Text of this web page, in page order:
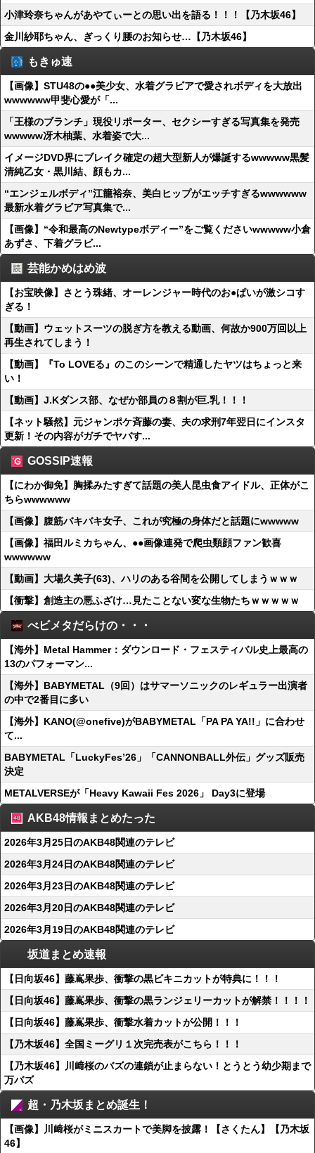
小津玲奈ちゃんがあやてぃーとの思い出を語る！！！【乃木坂46】
金川紗耶ちゃん、ぎっくり腰のお知らせ…【乃木坂46】
もきゅ速
【画像】STU48の●●美少女、水着グラビアで愛されボディを大放出
wwwwww甲斐心愛が「...
「王様のブランチ」現役リポーター、セクシーすぎる写真集を発売
wwwww冴木柚葉、水着姿で大...
イメージDVD界にブレイク確定の超大型新人が爆誕するwwwww黒髪
清純乙女・黒川結、顔もカ...
“エンジェルボディ”江籠裕奈、美白ヒップがエッチすぎるwwwwww
最新水着グラビア写真集で...
【画像】“令和最高のNewtypeボディー”をご覧くださいwwwww小倉
あずさ、下着グラビ...
芸能かめはめ波
【お宝映像】さとう珠緒、オーレンジャー時代のお●ぱいが激シコす
ぎる！
【動画】ウェットスーツの脱ぎ方を教える動画、何故か900万回以上
再生されてしまう！
【動画】『To LOVEる』のこのシーンで精通したヤツはちょっと来
い！
【動画】J.Kダンス部、なぜか部員の８割が巨.乳！！！
【ネット騒然】元ジャンポケ斉藤の妻、夫の求刑7年翌日にインスタ
更新！その内容がガチでヤバす...
GOSSIP速報
【にわか御免】胸揉みたすぎて話題の美人昆虫食アイドル、正体がこ
ちらwwwwww
【画像】腹筋バキバキ女子、これが究極の身体だと話題にwwwww
【画像】福田ルミカちゃん、●●画像連発で爬虫類顔ファン歓喜
wwwwww
【動画】大場久美子(63)、ハリのある谷間を公開してしまうｗｗｗ
【衝撃】創造主の悪ふざけ…見たことない変な生物たちｗｗｗｗｗ
べビメタだらけの・・・
【海外】Metal Hammer：ダウンロード・フェスティバル史上最高の
13のパフォーマン...
【海外】BABYMETAL（9回）はサマーソニックのレギュラー出演者
の中で2番目に多い
【海外】KANO(@onefive)がBABYMETAL「PA PA YA!!」に合わせ
て...
BABYMETAL「LuckyFes’26」「CANNONBALL外伝」グッズ販売
決定
METALVERSEが「Heavy Kawaii Fes 2026」 Day3に登場
AKB48情報まとめたった
2026年3月25日のAKB48関連のテレビ
2026年3月24日のAKB48関連のテレビ
2026年3月23日のAKB48関連のテレビ
2026年3月20日のAKB48関連のテレビ
2026年3月19日のAKB48関連のテレビ
坂道まとめ速報
【日向坂46】藤嶌果歩、衝撃の黒ビキニカットが特典に！！！
【日向坂46】藤嶌果歩、衝撃の黒ランジェリーカットが解禁！！！！
【日向坂46】藤嶌果歩、衝撃水着カットが公開！！！
【乃木坂46】全国ミーグリ１次完売表がこちら！！！
【乃木坂46】川﨑桜のバズの連鎖が止まらない！とうとう幼少期まで
万バズ
超・乃木坂まとめ誕生！
【画像】川﨑桜がミニスカートで美脚を披露！【さくたん】【乃木坂
46】